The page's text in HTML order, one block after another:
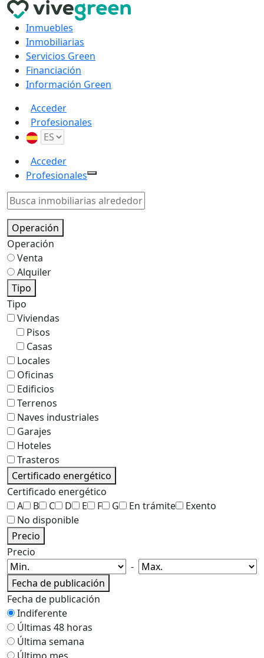
Inmuebles
Inmobiliarias
Servicios Green
Financiación
Información Green
Acceder
Profesionales
Acceder
Profesionales
Operación
Operación
Venta
Alquiler
Tipo
Tipo
Viviendas
Pisos
Casas
Locales
Oficinas
Edificios
Terrenos
Naves industriales
Garajes
Hoteles
Trasteros
Certificado energético
Certificado energético
A
B C D E F G En trámite
Exento
No disponible
Precio
Precio
-
Fecha de publicación
Fecha de publicación
Indiferente
Últimas 48 horas
Última semana